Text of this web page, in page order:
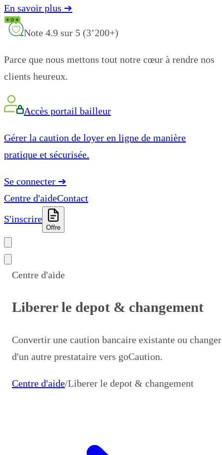
En savoir plus ➔
Note 4.9 sur 5 (3’200+)
Parce que nous mettons tout notre cœur à rendre nos
clients heureux.
Accès portail bailleur
Gérer la caution de loyer en ligne de manière
pratique et sécurisée.
Se connecter ➔
Centre d'aideContact
S'inscrire
Offre
Centre d'aide
Liberer le depot & changement
Convertir une caution bancaire existante ou changer
d'un autre prestataire vers goCaution.
Centre d'aide/Liberer le depot & changement